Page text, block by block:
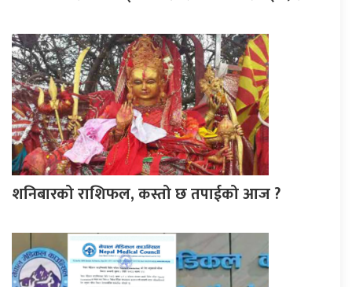
शनिबारको राशिफल, कस्तो छ तपाईको आज ?